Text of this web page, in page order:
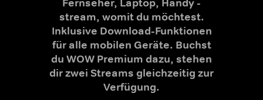
stream, womit du möchtest.
Inklusive Download-Funktionen
für alle mobilen Geräte. Buchst
du WOW Premium dazu, stehen
dir zwei Streams gleichzeitig zur
Verfügung.